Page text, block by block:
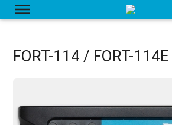
menu
FORT-114 / FORT-114E